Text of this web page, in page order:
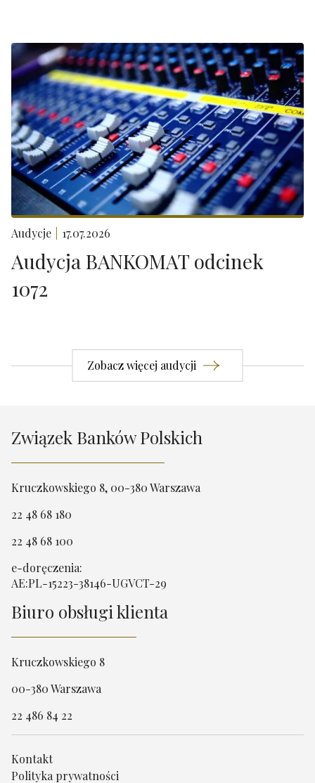
Audycje 17.07.2026
Audycja BANKOMAT odcinek
1072
Zobacz więcej audycji
Związek Banków Polskich
Kruczkowskiego 8, 00-380 Warszawa
22 48 68 180
22 48 68 100
e-doręczenia:
AE:PL-15223-38146-UGVCT-29
Biuro obsługi klienta
Kruczkowskiego 8
00-380 Warszawa
22 486 84 22
Kontakt
Polityka prywatności